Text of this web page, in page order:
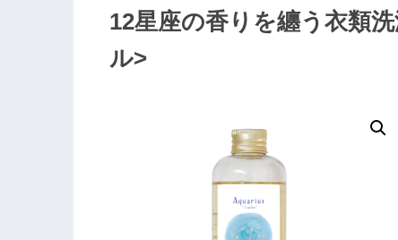
12星座の香りを纏う衣類
ル>